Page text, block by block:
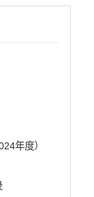
年度）